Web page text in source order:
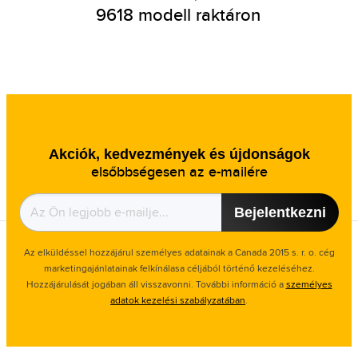
9618 modell raktáron
Akciók, kedvezmények és újdonságok
elsőbbségesen az e-mailére
Bejelentkezni
Az elküldéssel hozzájárul személyes adatainak a Canada 2015 s. r. o. cég
marketingajánlatainak felkínálasa céljából történő kezeléséhez.
Hozzájárulását jogában áll visszavonni. További információ aszemélyes
adatok kezelési szabályzatában.